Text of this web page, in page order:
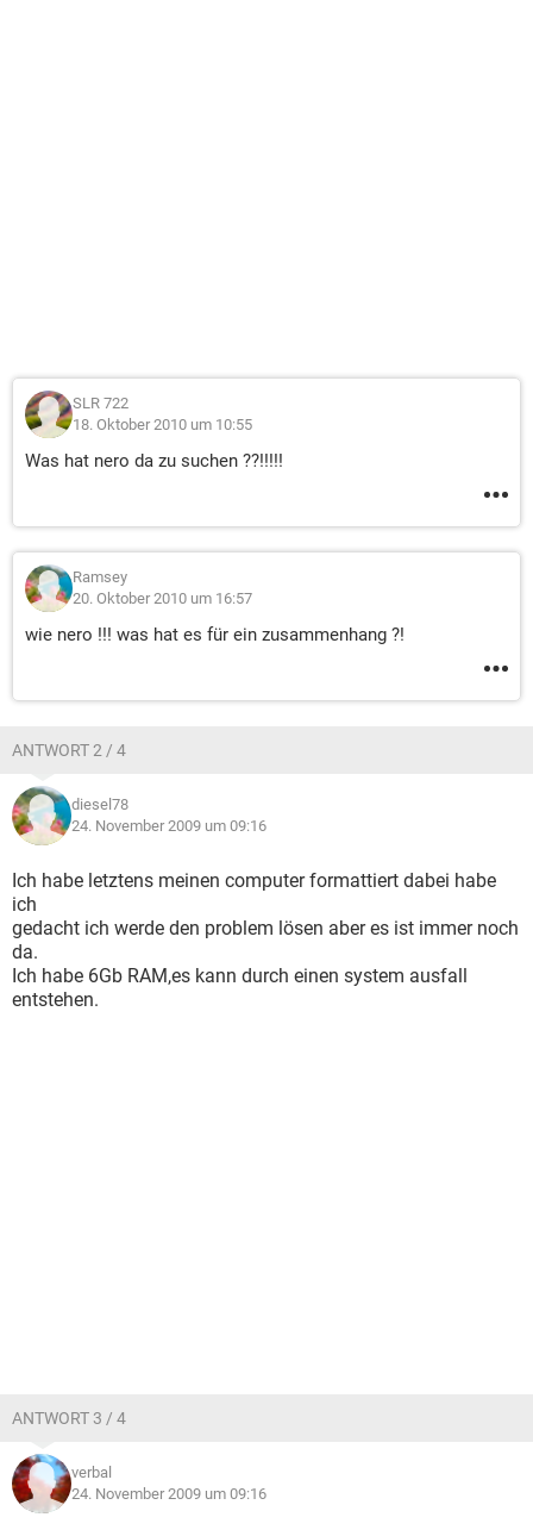
SLR 722
18. Oktober 2010 um 10:55
Was hat nero da zu suchen ??!!!!!
Ramsey
20. Oktober 2010 um 16:57
wie nero !!! was hat es für ein zusammenhang ?!
ANTWORT 2 / 4
diesel78
24. November 2009 um 09:16
Ich habe letztens meinen computer formattiert dabei habe
ich
gedacht ich werde den problem lösen aber es ist immer noch
da.
Ich habe 6Gb RAM,es kann durch einen system ausfall
entstehen.
ANTWORT 3 / 4
verbal
24. November 2009 um 09:16